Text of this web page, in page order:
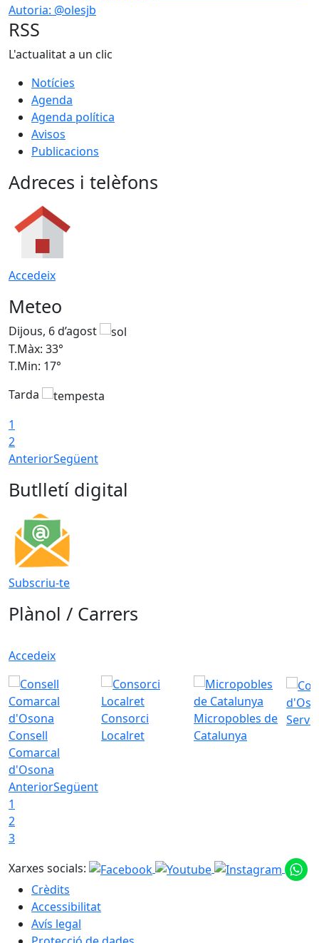
Autoria: @olesjb
RSS
L'actualitat a un clic
Notícies
Agenda
Agenda política
Avisos
Publicacions
Adreces i telèfons
Accedeix
Meteo
Dijous, 6 d’agost
T.Màx: 33°
T.Min: 17°
Tarda
1
2
AnteriorSegüent
Butlletí digital
Subscriu-te
Plànol / Carrers
Accedeix
Consell
Comarcal
d'Osona
Consorci
Localret
Micropobles de
Catalunya
AnteriorSegüent
1
2
3
Xarxes socials:
Crèdits
Accessibilitat
Avís legal